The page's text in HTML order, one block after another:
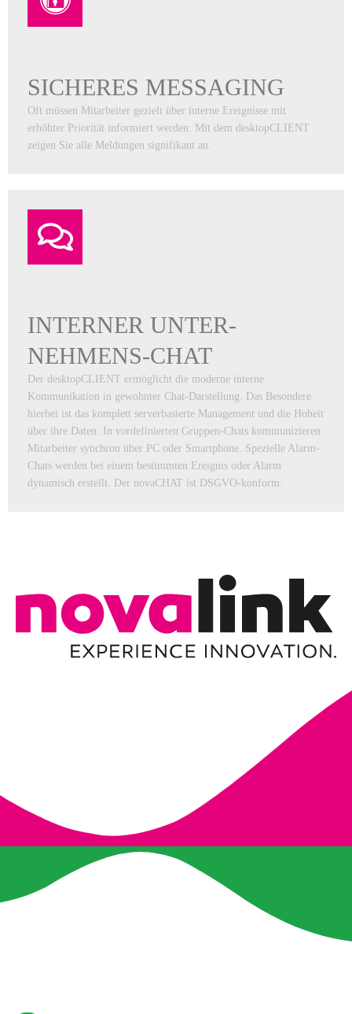
SICHERES MESSAGING
Oft müssen Mitarbeiter gezielt über interne Ereignisse mit
erhöhter Priorität informiert werden. Mit dem desktopCLIENT
zeigen Sie alle Meldungen signifikant an.
INTERNER UNTER­
NEHMENS-CHAT
Der desktopCLIENT ermöglicht die moderne interne
Kommunikation in gewohnter Chat-Darstellung. Das Besondere
hierbei ist das komplett serverbasierte Management und die Hoheit
über ihre Daten. In vordefinierten Gruppen-Chats kommunizieren
Mitarbeiter synchron über PC oder Smartphone. Spezielle Alarm-
Chats werden bei einem bestimmten Ereignis oder Alarm
dynamisch erstellt. Der novaCHAT ist DSGVO-konform.